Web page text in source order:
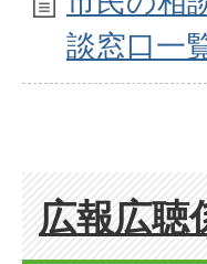
談窓口一
広報広聴